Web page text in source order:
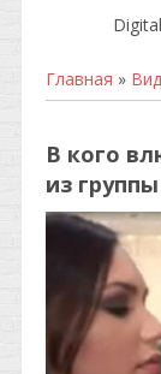
Главная »
В кого
из